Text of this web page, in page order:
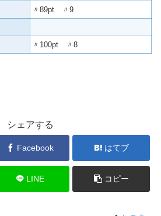
〃89pt 〃9
〃100pt 〃8
シェアする
Facebook はてブ
LINE コピー